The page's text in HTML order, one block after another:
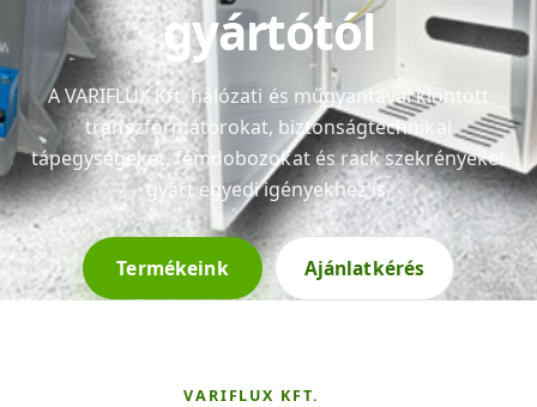
gyártótól
A VARIFLUX Kft. hálózati és műgyantával kiöntött
transzformátorokat, biztonságtechnikai
tápegységeket, fémdobozokat és rack szekrényeket
gyárt egyedi igényekhez is.
Termékeink Ajánlatkérés
VARIFLUX KFT.